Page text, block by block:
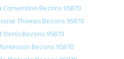
Bezons 95870
Thomas Bezons 95870
Denis Bezons 95870
Bezons 95870